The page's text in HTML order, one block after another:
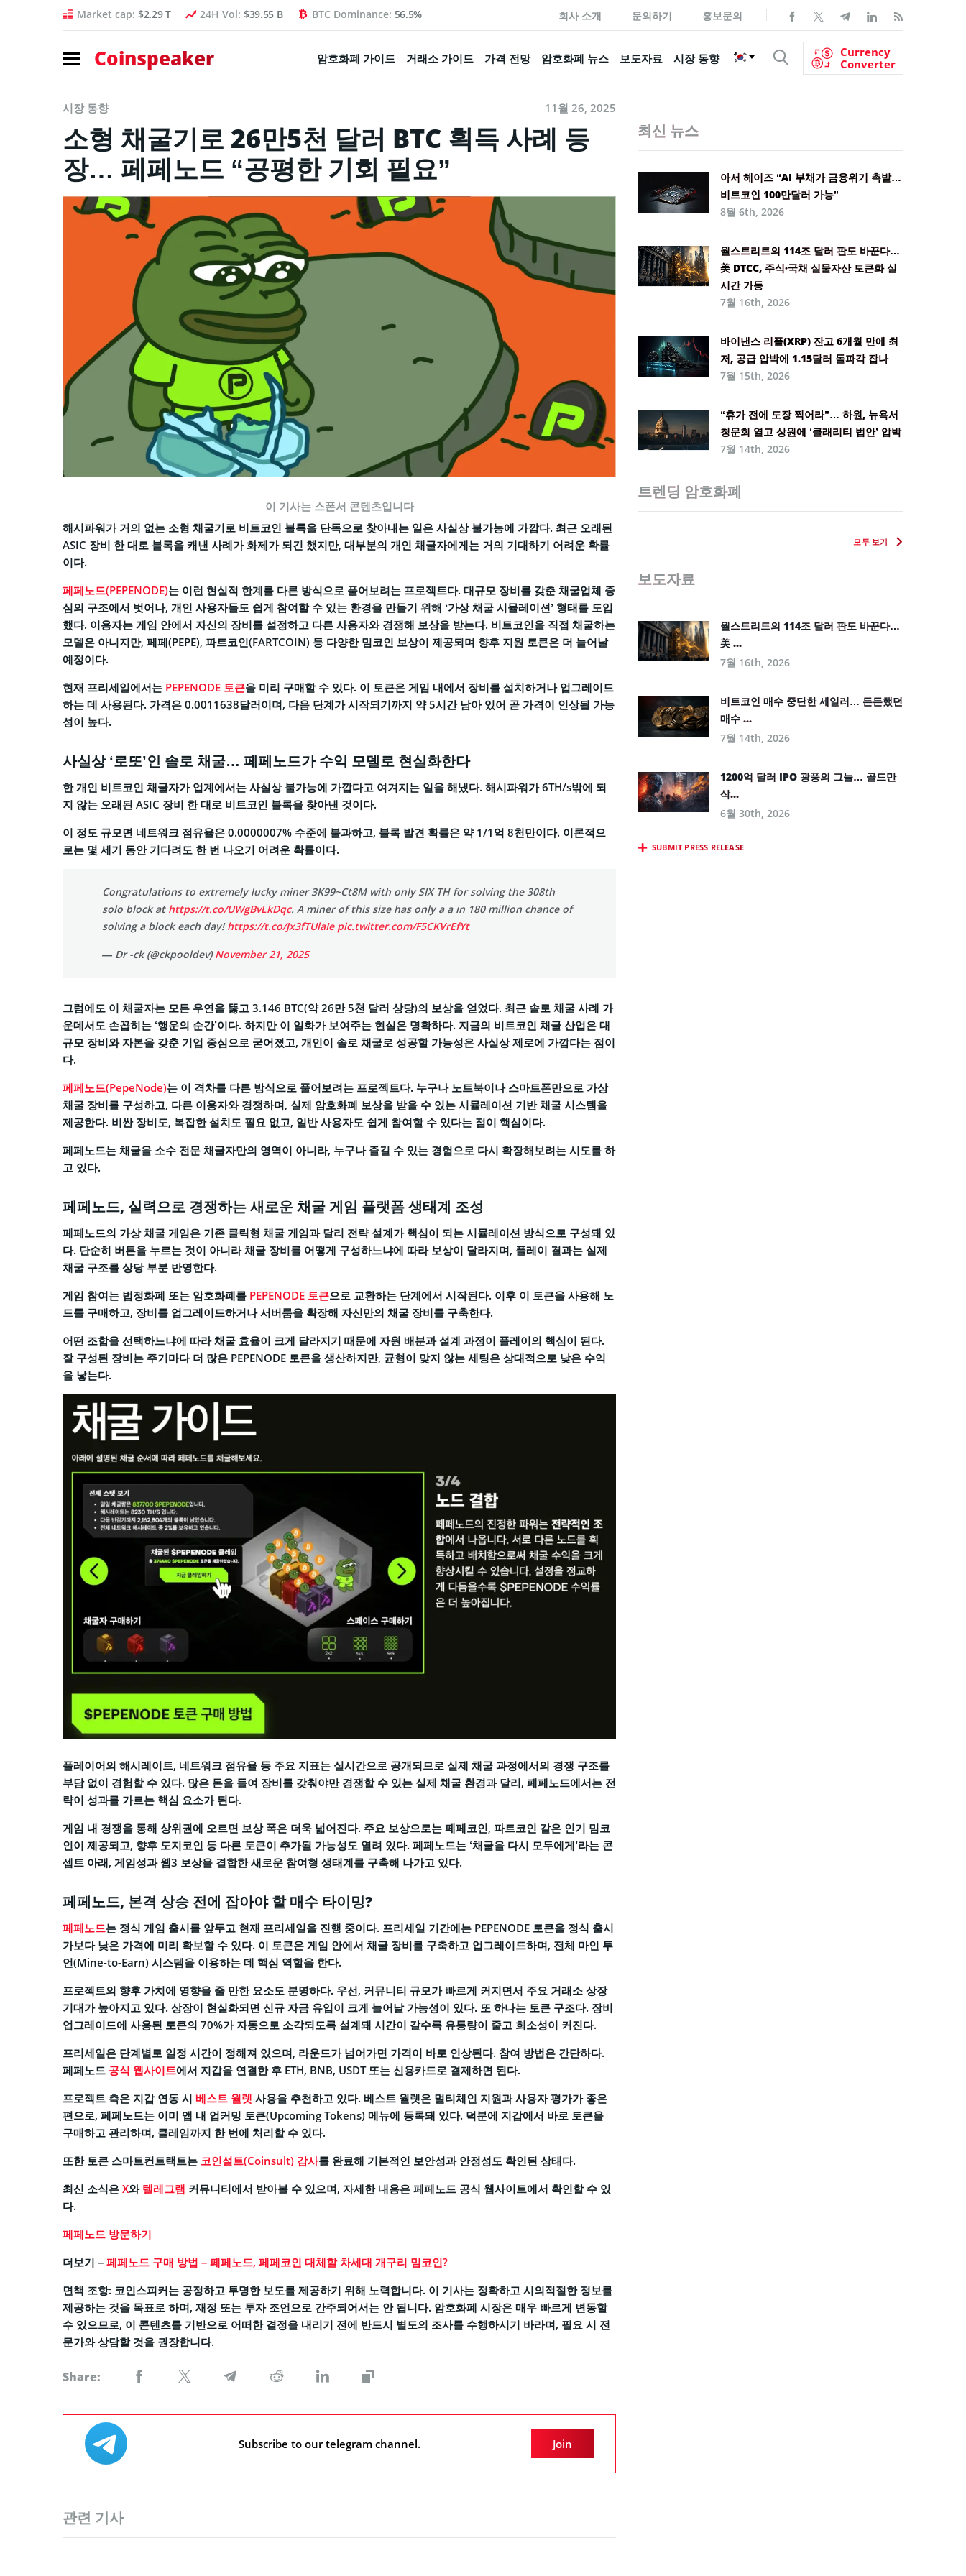
Market cap: $2.29 T 24H Vol: $39.55 B BTC Dominance: 56.5% 회사 소개 문의하기 홍보문의
Coinspeaker 암호화폐 가이드 거래소 가이드 가격 전망 암호화폐 뉴스 보도자료 시장 동향
Currency
Converter
시장 동향 11월 26, 2025
소형 채굴기로 26만5천 달러 BTC 획득 사례 등
장… 페페노드 “공평한 기회 필요”
이 기사는 스폰서 콘텐츠입니다
해시파워가 거의 없는 소형 채굴기로 비트코인 블록을 단독으로 찾아내는 일은 사실상 불가능에 가깝다. 최근 오래된
ASIC 장비 한 대로 블록을 캐낸 사례가 화제가 되긴 했지만, 대부분의 개인 채굴자에게는 거의 기대하기 어려운 확률
이다.
페페노드(PEPENODE)는 이런 현실적 한계를 다른 방식으로 풀어보려는 프로젝트다. 대규모 장비를 갖춘 채굴업체 중
심의 구조에서 벗어나, 개인 사용자들도 쉽게 참여할 수 있는 환경을 만들기 위해 ‘가상 채굴 시뮬레이션’ 형태를 도입
했다. 이용자는 게임 안에서 자신의 장비를 설정하고 다른 사용자와 경쟁해 보상을 받는다. 비트코인을 직접 채굴하는
모델은 아니지만, 페페(PEPE), 파트코인(FARTCOIN) 등 다양한 밈코인 보상이 제공되며 향후 지원 토큰은 더 늘어날
예정이다.
현재 프리세일에서는 PEPENODE 토큰을 미리 구매할 수 있다. 이 토큰은 게임 내에서 장비를 설치하거나 업그레이드
하는 데 사용된다. 가격은 0.0011638달러이며, 다음 단계가 시작되기까지 약 5시간 남아 있어 곧 가격이 인상될 가능
성이 높다.
사실상 ‘로또’인 솔로 채굴… 페페노드가 수익 모델로 현실화한다
한 개인 비트코인 채굴자가 업계에서는 사실상 불가능에 가깝다고 여겨지는 일을 해냈다. 해시파워가 6TH/s밖에 되
지 않는 오래된 ASIC 장비 한 대로 비트코인 블록을 찾아낸 것이다.
이 정도 규모면 네트워크 점유율은 0.0000007% 수준에 불과하고, 블록 발견 확률은 약 1/1억 8천만이다. 이론적으
로는 몇 세기 동안 기다려도 한 번 나오기 어려운 확률이다.
Congratulations to extremely lucky miner 3K99~Ct8M with only SIX TH for solving the 308th
solo block at https://t.co/UWgBvLkDqc. A miner of this size has only a a in 180 million chance of
solving a block each day!https://t.co/Jx3fTUlaIe pic.twitter.com/F5CKVrEfYt
— Dr -ck (@ckpooldev)November 21, 2025
그럼에도 이 채굴자는 모든 우연을 뚫고 3.146 BTC(약 26만 5천 달러 상당)의 보상을 얻었다. 최근 솔로 채굴 사례 가
운데서도 손꼽히는 ‘행운의 순간’이다. 하지만 이 일화가 보여주는 현실은 명확하다. 지금의 비트코인 채굴 산업은 대
규모 장비와 자본을 갖춘 기업 중심으로 굳어졌고, 개인이 솔로 채굴로 성공할 가능성은 사실상 제로에 가깝다는 점이
다.
페페노드(PepeNode)는 이 격차를 다른 방식으로 풀어보려는 프로젝트다. 누구나 노트북이나 스마트폰만으로 가상
채굴 장비를 구성하고, 다른 이용자와 경쟁하며, 실제 암호화폐 보상을 받을 수 있는 시뮬레이션 기반 채굴 시스템을
제공한다. 비싼 장비도, 복잡한 설치도 필요 없고, 일반 사용자도 쉽게 참여할 수 있다는 점이 핵심이다.
페페노드는 채굴을 소수 전문 채굴자만의 영역이 아니라, 누구나 즐길 수 있는 경험으로 다시 확장해보려는 시도를 하
고 있다.
페페노드, 실력으로 경쟁하는 새로운 채굴 게임 플랫폼 생태계 조성
페페노드의 가상 채굴 게임은 기존 클릭형 채굴 게임과 달리 전략 설계가 핵심이 되는 시뮬레이션 방식으로 구성돼 있
다. 단순히 버튼을 누르는 것이 아니라 채굴 장비를 어떻게 구성하느냐에 따라 보상이 달라지며, 플레이 결과는 실제
채굴 구조를 상당 부분 반영한다.
게임 참여는 법정화폐 또는 암호화폐를 PEPENODE 토큰으로 교환하는 단계에서 시작된다. 이후 이 토큰을 사용해 노
드를 구매하고, 장비를 업그레이드하거나 서버룸을 확장해 자신만의 채굴 장비를 구축한다.
어떤 조합을 선택하느냐에 따라 채굴 효율이 크게 달라지기 때문에 자원 배분과 설계 과정이 플레이의 핵심이 된다.
잘 구성된 장비는 주기마다 더 많은 PEPENODE 토큰을 생산하지만, 균형이 맞지 않는 세팅은 상대적으로 낮은 수익
을 낳는다.
플레이어의 해시레이트, 네트워크 점유율 등 주요 지표는 실시간으로 공개되므로 실제 채굴 과정에서의 경쟁 구조를
부담 없이 경험할 수 있다. 많은 돈을 들여 장비를 갖춰야만 경쟁할 수 있는 실제 채굴 환경과 달리, 페페노드에서는 전
략이 성과를 가르는 핵심 요소가 된다.
게임 내 경쟁을 통해 상위권에 오르면 보상 폭은 더욱 넓어진다. 주요 보상으로는 페페코인, 파트코인 같은 인기 밈코
인이 제공되고, 향후 도지코인 등 다른 토큰이 추가될 가능성도 열려 있다. 페페노드는 ‘채굴을 다시 모두에게’라는 콘
셉트 아래, 게임성과 웹3 보상을 결합한 새로운 참여형 생태계를 구축해 나가고 있다.
페페노드, 본격 상승 전에 잡아야 할 매수 타이밍?
페페노드는 정식 게임 출시를 앞두고 현재 프리세일을 진행 중이다. ​​프리세일 기간에는 PEPENODE 토큰을 정식 출시
가보다 낮은 가격에 미리 확보할 수 있다. 이 토큰은 게임 안에서 채굴 장비를 구축하고 업그레이드하며, 전체 마인 투
언(Mine-to-Earn) 시스템을 이용하는 데 핵심 역할을 한다.
프로젝트의 향후 가치에 영향을 줄 만한 요소도 분명하다. 우선, 커뮤니티 규모가 빠르게 커지면서 주요 거래소 상장
기대가 높아지고 있다. 상장이 현실화되면 신규 자금 유입이 크게 늘어날 가능성이 있다. 또 하나는 토큰 구조다. 장비
업그레이드에 사용된 토큰의 70%가 자동으로 소각되도록 설계돼 시간이 갈수록 유통량이 줄고 희소성이 커진다.
프리세일은 단계별로 일정 시간이 정해져 있으며, 라운드가 넘어가면 가격이 바로 인상된다. 참여 방법은 간단하다.
페페노드 공식 웹사이트에서 지갑을 연결한 후 ETH, BNB, USDT 또는 신용카드로 결제하면 된다.
프로젝트 측은 지갑 연동 시 베스트 월렛 사용을 추천하고 있다. 베스트 월렛은 멀티체인 지원과 사용자 평가가 좋은
편으로, 페페노드는 이미 앱 내 업커밍 토큰(Upcoming Tokens) 메뉴에 등록돼 있다. 덕분에 지갑에서 바로 토큰을
구매하고 관리하며, 클레임까지 한 번에 처리할 수 있다.
또한 토큰 스마트컨트랙트는 코인설트(Coinsult) 감사를 완료해 기본적인 보안성과 안정성도 확인된 상태다.
최신 소식은 X와 텔레그램 커뮤니티에서 받아볼 수 있으며, 자세한 내용은 페페노드 공식 웹사이트에서 확인할 수 있
다.
페페노드 방문하기
더보기 – 페페노드 구매 방법 – 페페노드, 페페코인 대체할 차세대 개구리 밈코인?
면책 조항: 코인스피커는 공정하고 투명한 보도를 제공하기 위해 노력합니다. 이 기사는 정확하고 시의적절한 정보를
제공하는 것을 목표로 하며, 재정 또는 투자 조언으로 간주되어서는 안 됩니다. 암호화폐 시장은 매우 빠르게 변동할
수 있으므로, 이 콘텐츠를 기반으로 어떠한 결정을 내리기 전에 반드시 별도의 조사를 수행하시기 바라며, 필요 시 전
문가와 상담할 것을 권장합니다.
Share:
Subscribe to our telegram channel. Join
관련 기사
최신 뉴스
아서 헤이즈 “AI 부채가 금융위기 촉발…
비트코인 100만달러 가능”
8월 6th, 2026
월스트리트의 114조 달러 판도 바꾼다…
美 DTCC, 주식·국채 실물자산 토큰화 실
시간 가동
7월 16th, 2026
바이낸스 리플(XRP) 잔고 6개월 만에 최
저, 공급 압박에 1.15달러 돌파각 잡나
7월 15th, 2026
“휴가 전에 도장 찍어라”… 하원, 뉴욕서
청문회 열고 상원에 ‘클래리티 법안’ 압박
7월 14th, 2026
트렌딩 암호화폐
모두 보기
보도자료
월스트리트의 114조 달러 판도 바꾼다…
美 ...
7월 16th, 2026
비트코인 매수 중단한 세일러… 든든했던
매수 ...
7월 14th, 2026
1200억 달러 IPO 광풍의 그늘… 골드만
삭...
6월 30th, 2026
SUBMIT PRESS RELEASE